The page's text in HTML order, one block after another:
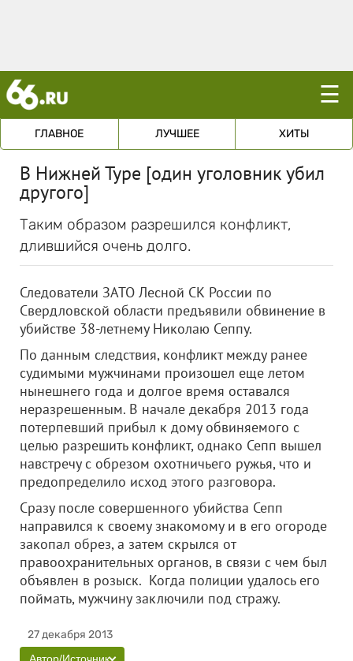
☰
ГЛАВНОЕ ЛУЧШЕЕ ХИТЫ
В Нижней Туре [один уголовник убил
другого]
Таким образом разрешился конфликт,
длившийся очень долго.
Следователи ЗАТО Лесной СК России по
Свердловской области предъявили обвинение в
убийстве 38-летнему Николаю Сеппу.
По данным следствия, конфликт между ранее
судимыми мужчинами произошел еще летом
нынешнего года и долгое время оставался
неразрешенным. В начале декабря 2013 года
потерпевший прибыл к дому обвиняемого с
целью разрешить конфликт, однако Сепп вышел
навстречу с обрезом охотничьего ружья, что и
предопределило исход этого разговора.
Сразу после совершенного убийства Сепп
направился к своему знакомому и в его огороде
закопал обрез, а затем скрылся от
правоохранительных органов, в связи с чем был
объявлен в розыск. Когда полиции удалось его
поймать, мужчину заключили под стражу.
27 декабря 2013